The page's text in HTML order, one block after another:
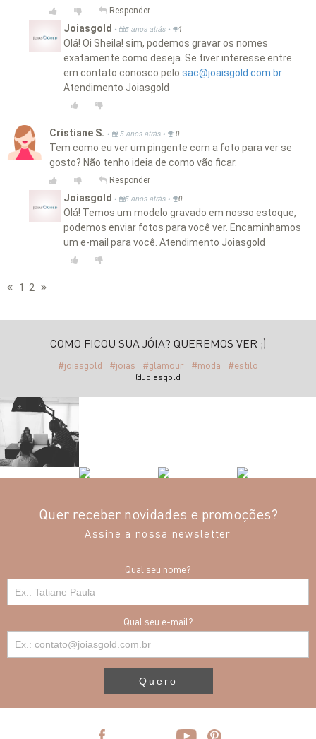
Responder
Joiasgold • 5 anos atrás • 1
Olá! Oi Sheila! sim, podemos gravar os nomes
exatamente como deseja. Se tiver interesse entre
em contato conosco pelo sac@joaisgold.com.br
Atendimento Joiasgold
Cristiane S. • 5 anos atrás • 0
Tem como eu ver um pingente com a foto para ver se
gosto? Não tenho ideia de como vão ficar.
Responder
Joiasgold • 5 anos atrás • 0
Olá! Temos um modelo gravado em nosso estoque,
podemos enviar fotos para você ver. Encaminhamos
um e-mail para você. Atendimento Joiasgold
1 2
COMO FICOU SUA JÓIA? QUEREMOS VER ;)
#joiasgold #joias #glamour #moda #estilo
@Joiasgold
Quer receber novidades e promoções?
Assine a nossa newsletter
Qual seu nome?
Qual seu e-mail?
Quero